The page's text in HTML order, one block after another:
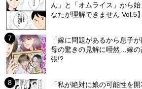
ん」と「オムライス」から
なたが理解できません Vol.5】
「嫁に問題があるから息子
母の驚きの見解に唖然…嫁の
張!?
「私が絶対に娘の可能性を